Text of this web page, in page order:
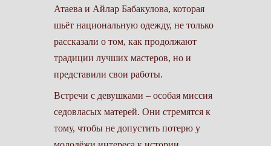
Атаева и Айлар Бабакулова, которая
шьёт национальную одежду, не только
рассказали о том, как продолжают
традиции лучших мастеров, но и
представили свои работы.
Встречи с девушками – особая миссия
седовласых матерей. Они стремятся к
тому, чтобы не допустить потерю у